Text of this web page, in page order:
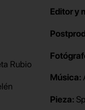
Rubio
Editor y
Música:
Pieza: